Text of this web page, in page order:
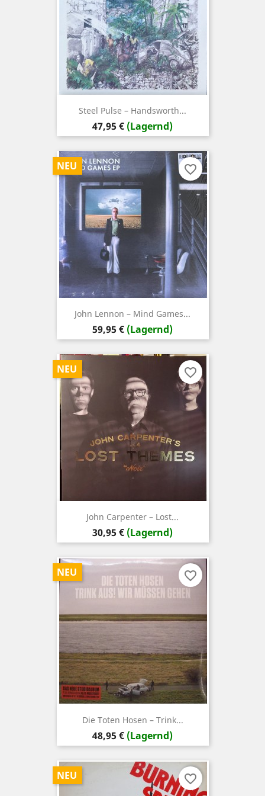
Steel Pulse – Handsworth...
Preis
47,95 € (Lagernd)
John Lennon – Mind Games...
Preis
59,95 € (Lagernd)
NEU favorite_border
John Carpenter – Lost...
Preis
30,95 € (Lagernd)
NEU favorite_border
Die Toten Hosen – Trink...
Preis
48,95 € (Lagernd)
NEU favorite_border
NEU favorite_border